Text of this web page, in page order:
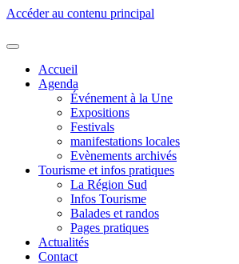
Accéder au contenu principal
Accueil
Agenda
Événement à la Une
Expositions
Festivals
manifestations locales
Evènements archivés
Tourisme et infos pratiques
La Région Sud
Infos Tourisme
Balades et randos
Pages pratiques
Actualités
Contact